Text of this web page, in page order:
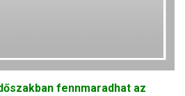
fennmaradhat az